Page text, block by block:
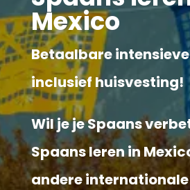
Mexico
Betaalbare
inclusief huisvesting!
Wil je je Spaans
Spaans leren in
andere